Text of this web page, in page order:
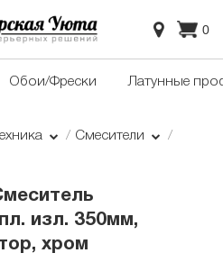
0
Обои/Фрески Латунные
Смесители
изл. 350мм,
хром